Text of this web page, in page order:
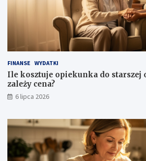
FINANSE WYDATKI
Ile kosztuje opiekunka do starszej
zależy cena?
6 lipca 2026